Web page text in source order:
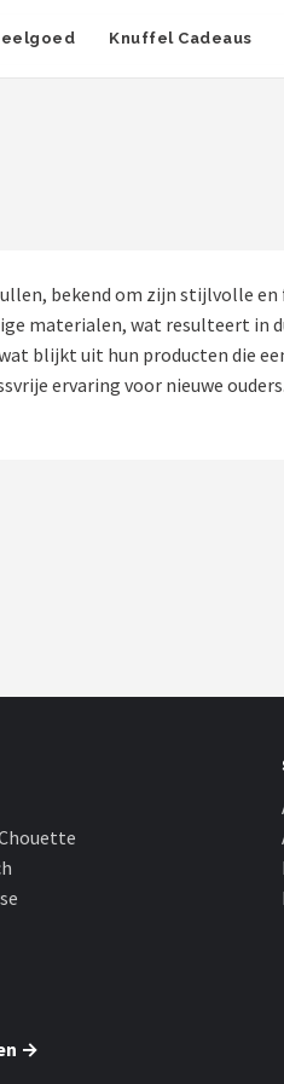
Knuffel Cadeaus
bekend om zijn stijlvolle
materialen, wat resulteert in
blijkt uit hun producten die
ervaring voor nieuwe
→